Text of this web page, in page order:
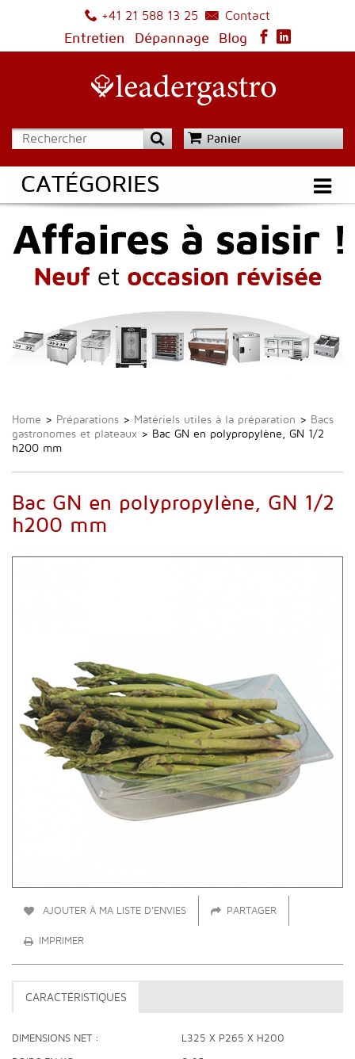
+41 21 588 13 25
Contact
Entretien
Dépannage Blog
Panier
CATÉGORIES
Home > Préparations > Matériels utiles à la préparation > Bacs
gastronomes et plateaux > Bac GN en polypropylène, GN 1/2
h200 mm
Bac GN en polypropylène, GN 1/2
h200 mm
AJOUTER À MA LISTE D'ENVIES PARTAGER
IMPRIMER
CARACTÉRISTIQUES
DIMENSIONS NET L325 X P265 X H200